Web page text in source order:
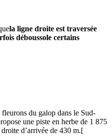
la ligne droite est traversée
déboussole certains
du galop dans le Sud-
une piste en herbe de 1 875
d’arrivée de 430 m.[